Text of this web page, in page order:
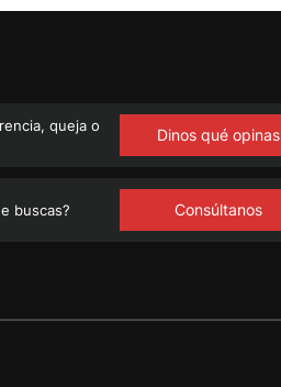
queja o
Dinos qué opinas
buscas? Consúltanos